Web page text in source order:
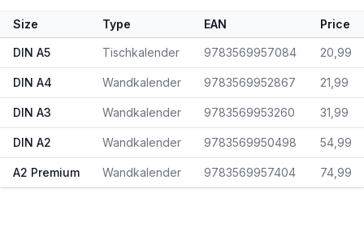
Size Type EAN Price
DIN A5 Tischkalender 9783569957084 20,99
DIN A4 Wandkalender 9783569952867 21,99
DIN A3 Wandkalender 9783569953260 31,99
DIN A2 Wandkalender 9783569950498 54,99
A2 Premium Wandkalender 9783569957404 74,99